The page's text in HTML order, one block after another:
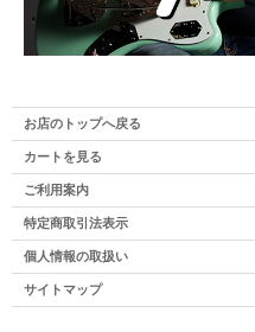
お店のトップへ戻る
カートを見る
ご利用案内
特定商取引法表示
個人情報の取扱い
サイトマップ